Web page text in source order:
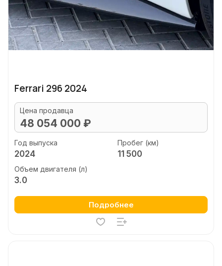
Ferrari 296 2024
Цена продавца
48 054 000 ₽
Год выпуска
2024
Пробег (км)
11 500
Объем двигателя (л)
3.0
Подробнее